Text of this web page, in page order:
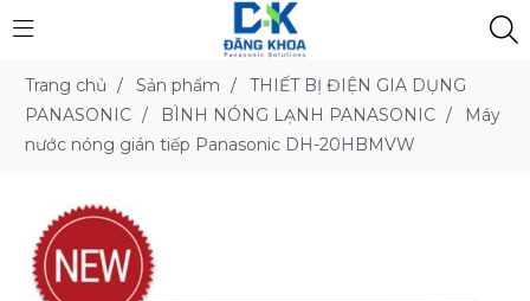
Trang chủ / Sản phẩm /
THIẾT BỊ ĐIỆN GIA DỤNG
PANASONIC / BÌNH NÓNG LẠNH PANASONIC /
Máy
nước nóng gián tiếp Panasonic DH-20HBMVW